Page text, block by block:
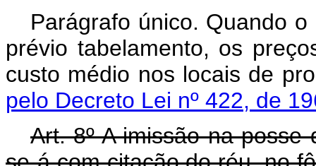
Parágrafo único. Quando
prévio tabelamento, os
custo médio nos locais de
pelo Decreto Lei nº 422, de
Art. 8º A imissão na posse